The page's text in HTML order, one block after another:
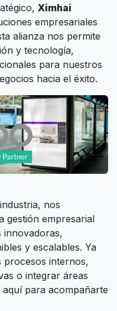
Ximhai
empresariales
alianza nos permite
y tecnología,
para nuestros
hacia el éxito.
nos
gestión empresarial
innovadoras,
y escalables. Ya
procesos internos,
o integrar áreas
para acompañarte